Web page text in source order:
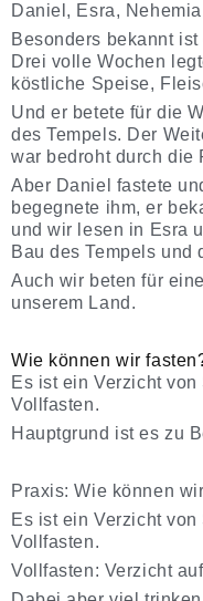
Daniel, Esra,
Besonders bekannt
Drei volle Wochen
köstliche Speise,
Und er betete für die
des Tempels. Der
war bedroht durch die
Aber Daniel fastete
begegnete ihm, er
und wir lesen in Esra
Bau des Tempels und
Auch wir beten für
unserem Land.
Wie können wir
Es ist ein Verzicht
Vollfasten.
Hauptgrund ist es zu
Praxis: Wie können
Es ist ein Verzicht
Vollfasten.
Vollfasten: Verzicht